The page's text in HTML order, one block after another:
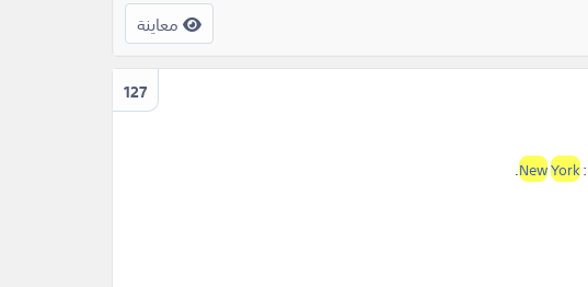
معاينة
127
NewYork:
.